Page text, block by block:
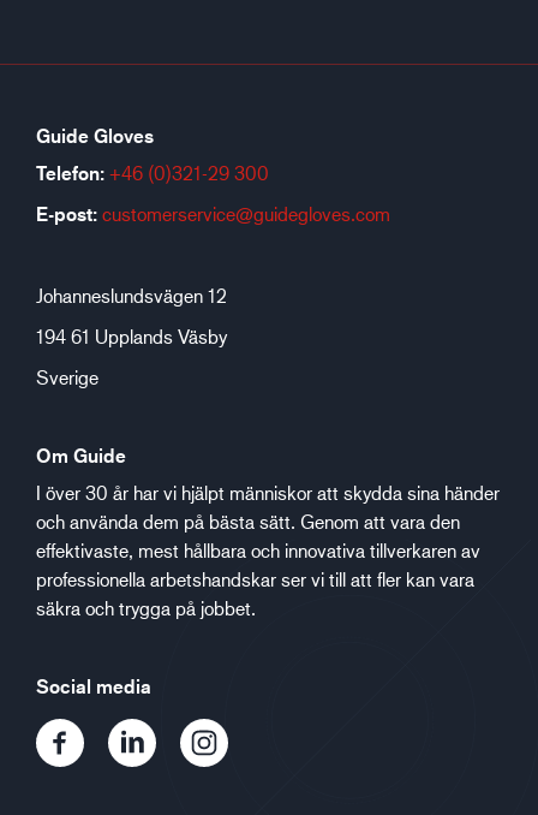
Guide Gloves
Telefon: +46 (0)321-29 300
E-post: customerservice@guidegloves.com
Johanneslundsvägen 12
194 61 Upplands Väsby
Sverige
Om Guide
I över 30 år har vi hjälpt människor att skydda sina händer
och använda dem på bästa sätt. Genom att vara den
effektivaste, mest hållbara och innovativa tillverkaren av
professionella arbetshandskar ser vi till att fler kan vara
säkra och trygga på jobbet.
Social media